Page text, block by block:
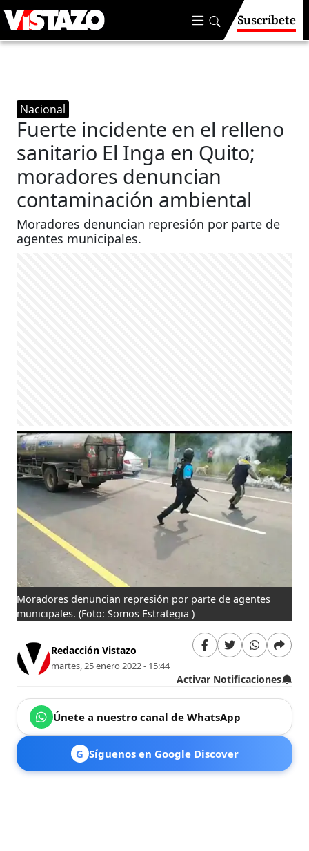
Suscríbete
Nacional
Fuerte incidente en el relleno
sanitario El Inga en Quito;
moradores denuncian
contaminación ambiental
Moradores denuncian represión por parte de
agentes municipales.
Moradores denuncian represión por parte de agentes
municipales.(Foto: Somos Estrategia )
Redacción Vistazo
martes, 25 enero 2022 - 15:44
Activar Notificaciones
Únete a nuestro canal de WhatsApp
G Síguenos en Google Discover